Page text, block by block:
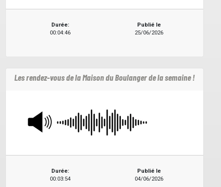
Durée:
00:04:46
Publié le
25/06/2026
Les rendez-vous de la Maison du Boulanger de la semaine !
Durée:
00:03:54
Publié le
04/06/2026